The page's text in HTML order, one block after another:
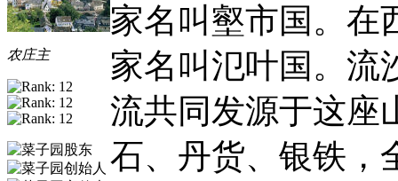
农庄主
家名叫壑市国。在
家名叫氾叶国。流
流共同发源于这座
石、丹货、银铁，